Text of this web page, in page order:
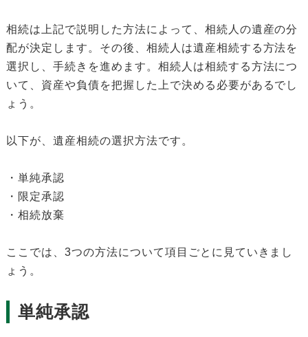
相続は上記で説明した方法によって、相続人の遺産の分
配が決定します。その後、相続人は遺産相続する方法を
選択し、手続きを進めます。相続人は相続する方法につ
いて、資産や負債を把握した上で決める必要があるでし
ょう。
以下が、遺産相続の選択方法です。
・単純承認
・限定承認
・相続放棄
ここでは、3つの方法について項目ごとに見ていきまし
ょう。
単純承認